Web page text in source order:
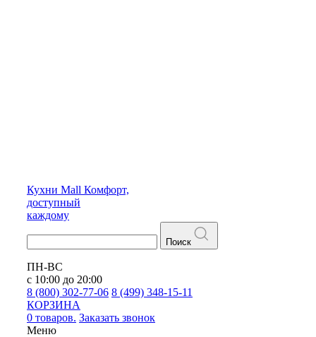
Кухни Mall Комфорт,
доступный
каждому
Поиск
ПН-ВС
с 10:00 до 20:00
8 (800) 302-77-06 8 (499) 348-15-11
КОРЗИНА
0 товаров. Заказать звонок
Меню